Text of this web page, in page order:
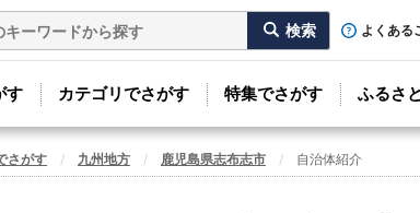
よくある
す カテゴリでさがす 特集でさがす ふるさ
さがす 九州地方 鹿児島県志布志市 自治体紹介